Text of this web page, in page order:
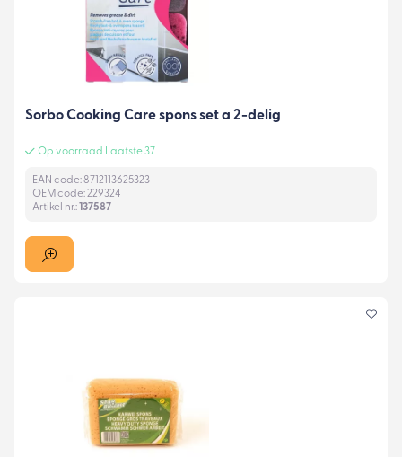
Sorbo Cooking Care spons set a 2-delig
Op voorraad Laatste 37
EAN code: 8712113625323
OEM code: 229324
Artikel nr.:137587